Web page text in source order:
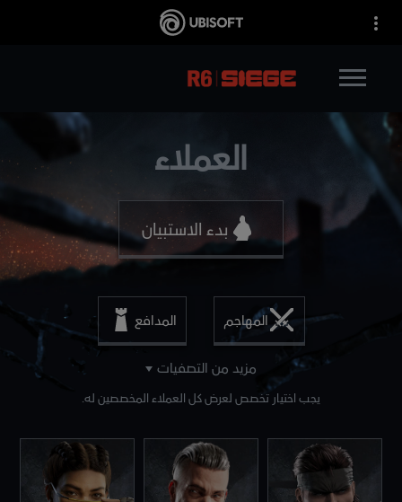
العملاء
بدء الاستبيان
المهاجم المدافع
مزيد من التصفيات
يجب اختيار تخصص لعرض كل العملاء المخصصين له.